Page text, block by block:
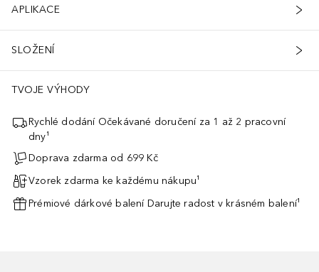
APLIKACE
SLOŽENÍ
TVOJE VÝHODY
Rychlé dodání Očekávané doručení za 1 až 2 pracovní
dny¹
Doprava zdarma od 699 Kč
Vzorek zdarma ke každému nákupu¹
Prémiové dárkové balení Darujte radost v krásném balení¹